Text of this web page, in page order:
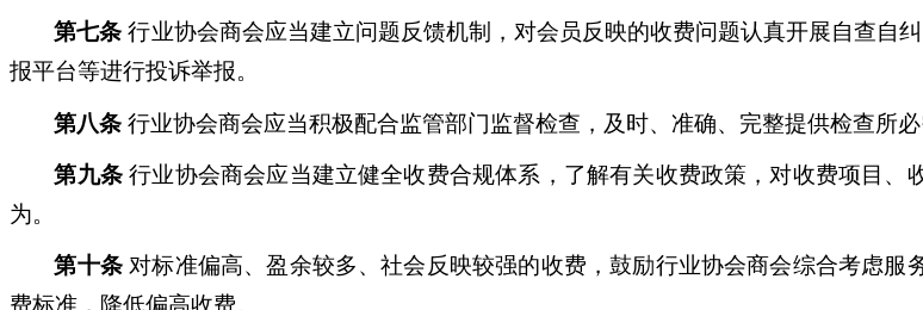
第七条 行业协会商会应当建立问题反馈机制，对会员反映的收费问题认真开展自查自
报平台等进行投诉举报。
第八条 行业协会商会应当积极配合监管部门监督检查，及时、准确、完整提供检查所
第九条 行业协会商会应当建立健全收费合规体系，了解有关收费政策，对收费项目
为。
第十条 对标准偏高、盈余较多、社会反映较强的收费，鼓励行业协会商会综合考虑